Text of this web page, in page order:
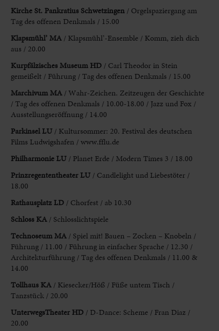
Kirche St. Pankratius Schwetzingen / Orgelspaziergang am
Tag des offenen Denkmals / 15.00
Klapsmühl’ MA / Klapsmühl’-Ensemble / Komm, zieh dich
aus / 20.00
Kurpfälzisches Museum HD / Carl Theodor in Stein
gemeißelt / Führung / Tag des offenen Denkmals / 15.00
Marchivum MA / Wahr-Zeichen. Zeitzeugen der Geschichte
/ Tag des offenen Denkmals / 10.00-18.00 / Jazz und Fox /
Ausstellungseröffnung / 14.00
Parkinsel LU / Kultursommer: 20. Festival des deutschen
Films Ludwigshafen / www.fflu.de
Philharmonie LU / Planet Erde / Modern Times 3 / 18.00
Prinzregententheater LU / Candlelight und Liebestöter /
18.00
Rathausplatz LD / Chorfest / ab 10.30
Schloss KA / Schlosslichtspiele
Technoseum MA / Spiel mit! Bauen – Zocken – Knobeln /
Führung / 11.00 / Führung in einfacher Sprache / 12.30 /
Architekturführung / Tag des offenen Denkmals / 11.00 &
14.00
Tollhaus KA / Kiesecker/Höß / Füße untem Tisch /
Tanzstück / 20.00
UnterwegsTheater HD / D-Dance: Scheme / Fran Diaz /
20.00